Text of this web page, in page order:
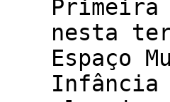
Primeira
nesta
Espaço
Infância